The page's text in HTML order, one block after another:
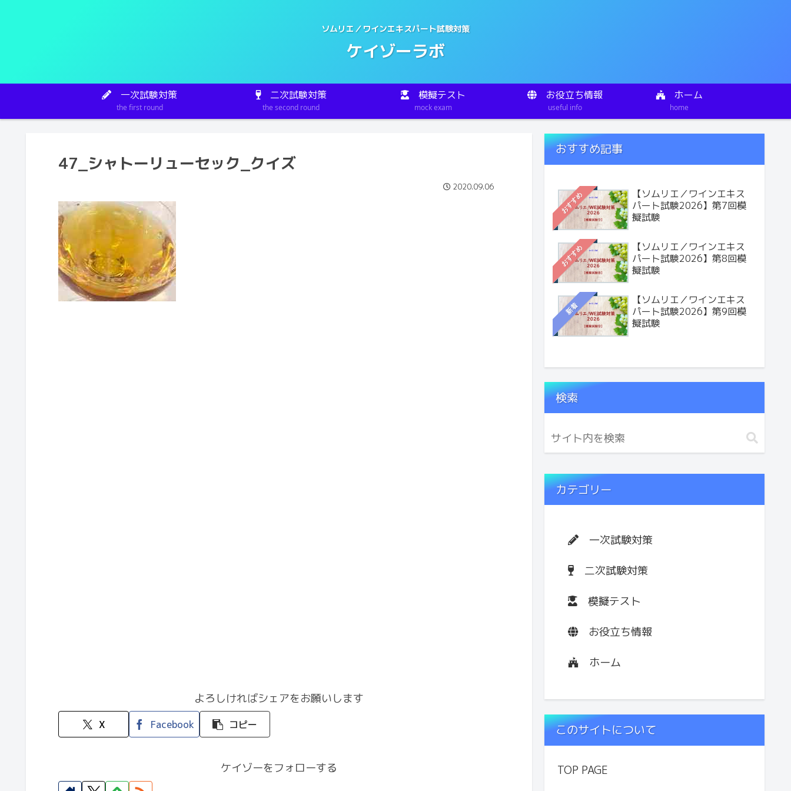
ソムリエ／ワインエキスパート試験対策
ケイゾーラボ
一次試験対策
the first round
二次試験対策
the second round
模擬テスト
mock exam
お役立ち情報
useful info
ホーム
home
47_シャトーリューセック_クイズ
2020.09.06
よろしければシェアをお願いします
X Facebook コピー
ケイゾーをフォローする
おすすめ記事
おすすめ
【ソムリエ／ワインエキス
パート試験2026】第7回模
擬試験
おすすめ
【ソムリエ／ワインエキス
パート試験2026】第8回模
擬試験
新着
【ソムリエ／ワインエキス
パート試験2026】第9回模
擬試験
検索
カテゴリー
一次試験対策
二次試験対策
模擬テスト
お役立ち情報
ホーム
このサイトについて
TOP PAGE